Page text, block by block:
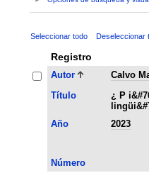
Seleccionar todo Deseleccionar
Registro
Autor
Calvo
Título
¿ P
Año
2023
Número